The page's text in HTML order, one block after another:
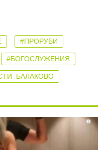
#ПРОРУБИ
#БОГОСЛУЖЕНИЯ
i